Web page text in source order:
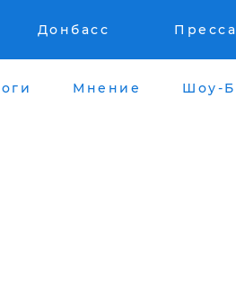
Донбасс Пресса
Мнение Шоу-